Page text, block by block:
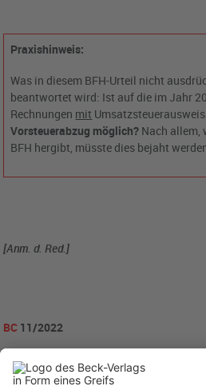
Praxishinweis:
Was in diesem BFH-Urteil nicht
beantwortet wird: Ist auf die im Jahr
Rechnungen mit Umsatzsteuerausweis
Vorsteuerabzug möglich? Nach allem,
BFH hergibt, müsste dies bejaht
[Anm. d. Red.]
BC 11/2022
becklink452277